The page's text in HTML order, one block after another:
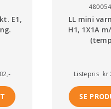
E1,
LL mini
H1, 1X1A
Listepris kr
SE